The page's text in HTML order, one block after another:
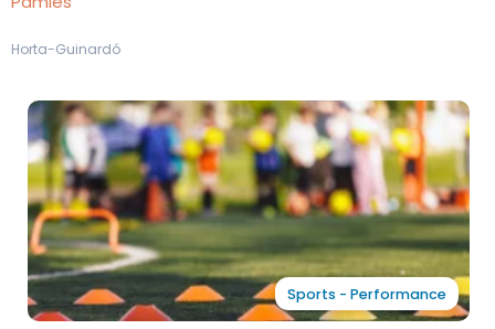
Horta-Guinardó
Sports - Performance